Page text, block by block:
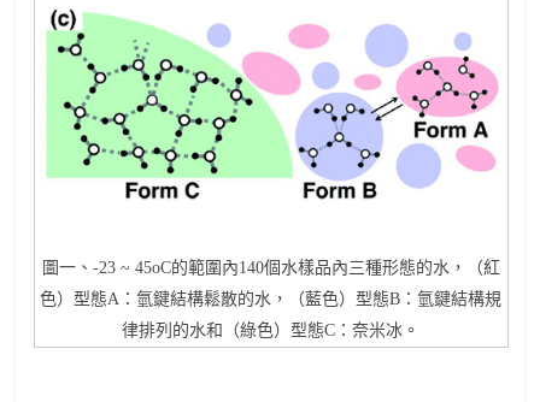
圖一、-23 ~ 45oC的範圍內140個水樣品內三種形態的水，（紅
色）型態A：氫鍵結構鬆散的水，（藍色）型態B：氫鍵結構規
律排列的水和（綠色）型態C：奈米冰。